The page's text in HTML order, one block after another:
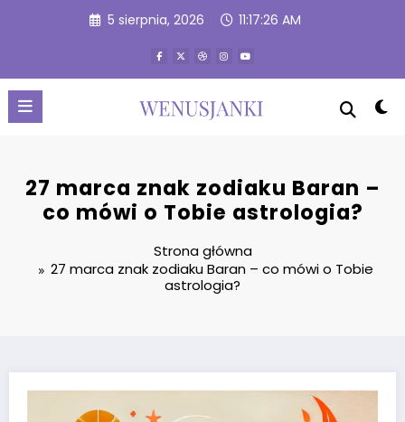
5 sierpnia, 2026 11:17:28 AM
27 marca znak zodiaku Baran –
co mówi o Tobie astrologia?
Strona główna
27 marca znak zodiaku Baran – co mówi o Tobie
astrologia?